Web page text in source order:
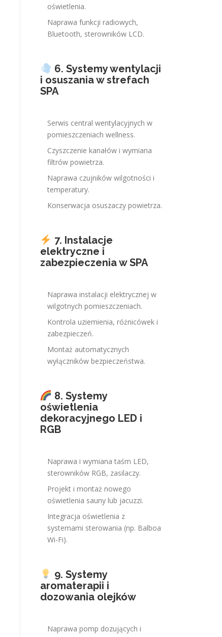
oświetlenia.
Naprawa funkcji radiowych,
Bluetooth, sterowników LCD.
6. Systemy wentylacji
i osuszania w strefach
SPA
Serwis central wentylacyjnych w
pomieszczeniach wellness.
Czyszczenie kanałów i wymiana
filtrów powietrza.
Naprawa czujników wilgotności i
temperatury.
Konserwacja osuszaczy powietrza.
7. Instalacje
elektryczne i
zabezpieczenia w SPA
Naprawa instalacji elektrycznej w
wilgotnych pomieszczeniach.
Kontrola uziemienia, różnicówek i
zabezpieczeń.
Montaż automatycznych
wyłączników bezpieczeństwa.
8. Systemy
oświetlenia
dekoracyjnego LED i
RGB
Naprawa i wymiana taśm LED,
sterowników RGB, zasilaczy.
Projekt i montaż nowego
oświetlenia sauny lub jacuzzi.
Integracja oświetlenia z
systemami sterowania (np. Balboa
Wi-Fi).
9. Systemy
aromaterapii i
dozowania olejków
Naprawa pomp dozujących i